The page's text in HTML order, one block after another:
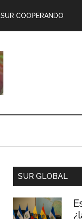
SUR COOPERANDO
SUR GLOBAL